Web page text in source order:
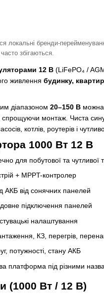
локальні бренди-
збігаються.
12 В (LiFePO₄ /
живлення будинку,
діапазоном 20–150 В можна
монтаж. Чиста
котлів, роутерів і
1000 Вт 12 В
для побутової та чутливої
+ MPPT-контролер
від сонячних панелей
підключення панелей
налаштування
КЗ, перегрів,
потужності, стану АКБ
платформа під різними
(1000 Вт / 12 В)